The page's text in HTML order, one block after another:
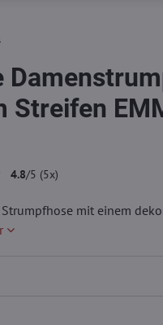
Streifen
4.8/5 (5x)
mit einem